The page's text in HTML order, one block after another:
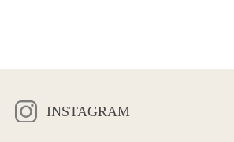
INSTAGRAM